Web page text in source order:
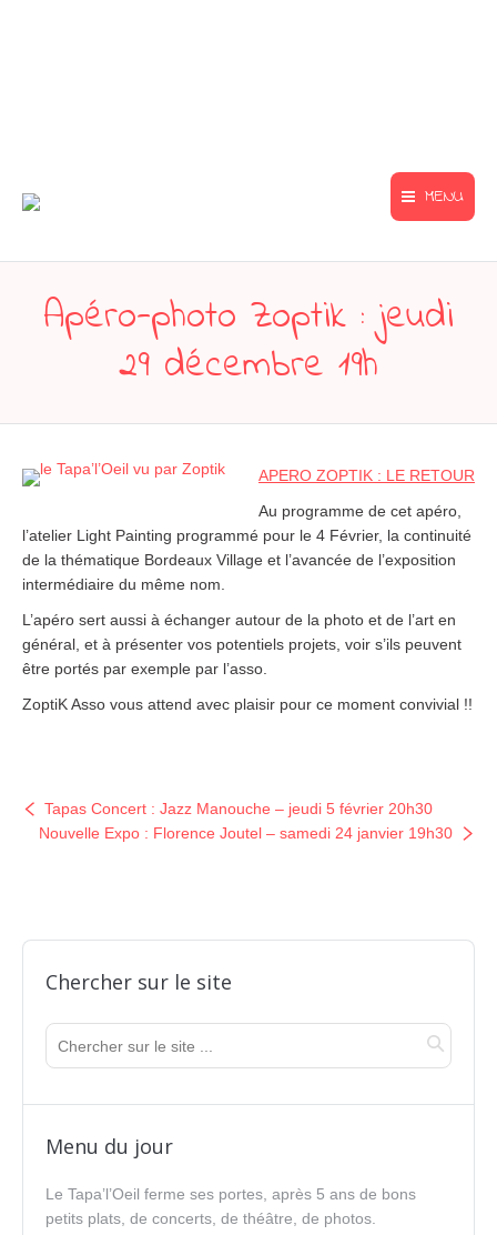
MENU
Apéro-photo Zoptik : jeudi
29 décembre 19h
APERO ZOPTIK : LE RETOUR
Au programme de cet apéro,
l’atelier Light Painting programmé pour le 4 Février, la continuité
de la thématique Bordeaux Village et l’avancée de l’exposition
intermédiaire du même nom.
L’apéro sert aussi à échanger autour de la photo et de l’art en
général, et à présenter vos potentiels projets, voir s’ils peuvent
être portés par exemple par l’asso.
ZoptiK Asso vous attend avec plaisir pour ce moment convivial !!
Tapas Concert : Jazz Manouche – jeudi 5 février 20h30
Nouvelle Expo : Florence Joutel – samedi 24 janvier 19h30
Chercher sur le site
Menu du jour
Le Tapa’l’Oeil ferme ses portes, après 5 ans de bons
petits plats, de concerts, de théâtre, de photos.